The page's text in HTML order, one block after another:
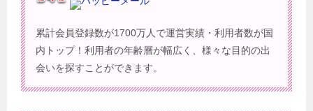
累計会員登録数が1700万人で運営実績・利用者数が国
内トップ！利用者の年齢層が幅広く、様々な目的の出
会いを探すことができます。